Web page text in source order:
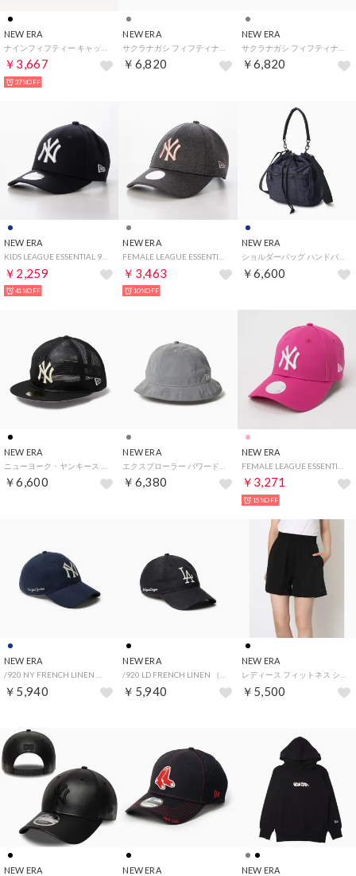
NEW ERA
￥3,667
37%OFF
NEW ERA
￥6,820
NEW ERA
￥6,820
NEW ERA
￥2,259
41%OFF
NEW ERA
￥3,463
10%OFF
NEW ERA
ショルダーバッグ ハンドバッグ 2WAY ドローストリング ポーチ 3L （NVY）
￥6,600
NEW ERA
￥6,600
NEW ERA
￥6,380
NEW ERA
￥3,271
15%OFF
NEW ERA
￥5,940
NEW ERA
￥5,940
NEW ERA
￥5,500
NEW ERA NEW ERA NEW ERA